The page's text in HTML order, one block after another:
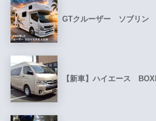
GTクルーザー ソブリン
【新車】ハイエース